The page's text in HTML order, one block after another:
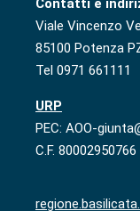
Viale Vincenzo
85100 Potenza
Tel 0971 661111
URP
PEC: AOO-
C.F. 80002950766